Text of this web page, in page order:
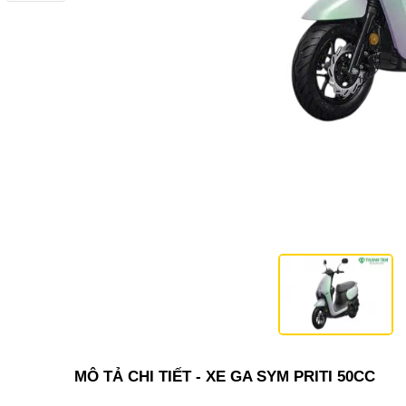
MÔ TẢ CHI TIẾT - XE GA SYM PRITI 50CC